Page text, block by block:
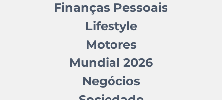
Finanças Pessoais
Lifestyle
Motores
Mundial 2026
Negócios